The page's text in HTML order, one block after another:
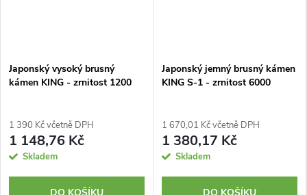
Japonský vysoký brusný
kámen KING - zrnitost 1200
1 390 Kč včetně DPH
1 148,76 Kč
Skladem
DO KOŠÍKU
Japonský jemný brusný kámen
KING S-1 - zrnitost 6000
1 670,01 Kč včetně DPH
1 380,17 Kč
Skladem
DO KOŠÍKU